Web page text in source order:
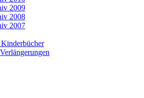
2009
2008
2007